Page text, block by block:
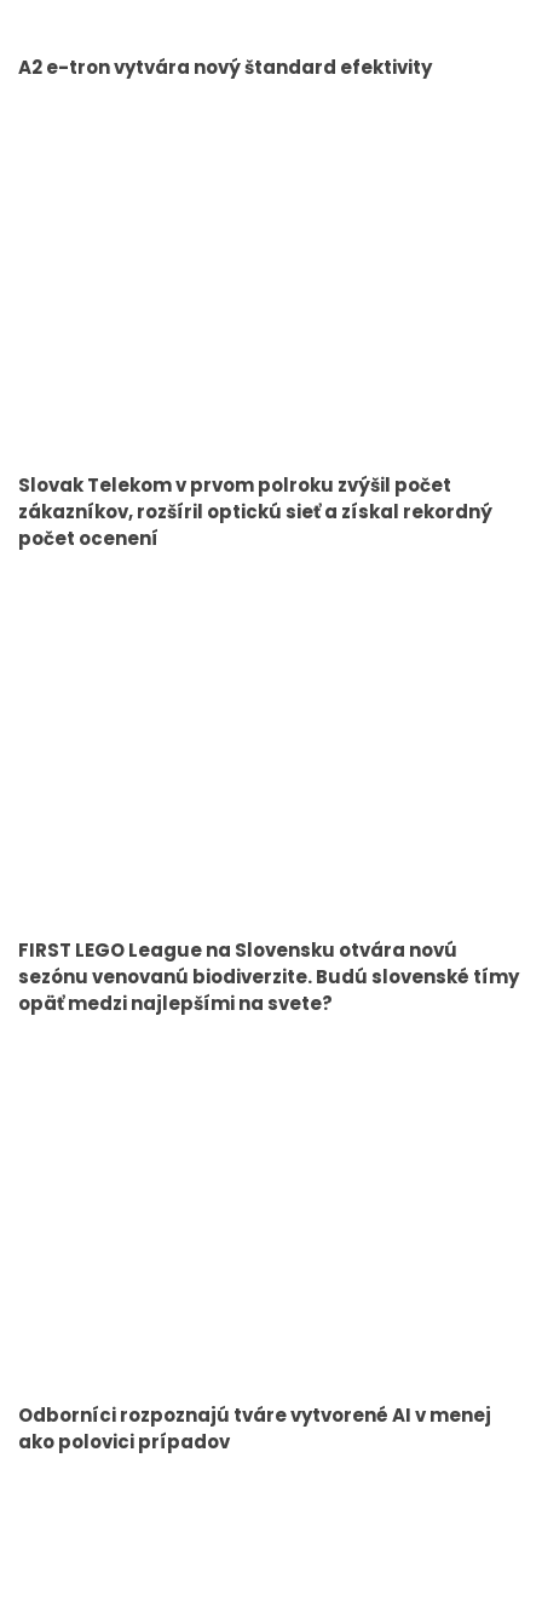
A2 e-tron vytvára nový štandard efektivity
Slovak Telekom v prvom polroku zvýšil počet
zákazníkov, rozšíril optickú sieť a získal rekordný
počet ocenení
FIRST LEGO League na Slovensku otvára novú
sezónu venovanú biodiverzite. Budú slovenské tímy
opäť medzi najlepšími na svete?
Odborníci rozpoznajú tváre vytvorené AI v menej
ako polovici prípadov